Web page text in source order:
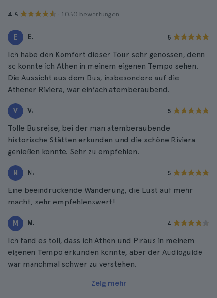
4.6 · 1.030 bewertungen
E E. 5
Ich habe den Komfort dieser Tour sehr genossen, denn
so konnte ich Athen in meinem eigenen Tempo sehen.
Die Aussicht aus dem Bus, insbesondere auf die
Athener Riviera, war einfach atemberaubend.
V V. 5
Tolle Busreise, bei der man atemberaubende
historische Stätten erkunden und die schöne Riviera
genießen konnte. Sehr zu empfehlen.
N N. 5
Eine beeindruckende Wanderung, die Lust auf mehr
macht, sehr empfehlenswert!
M M. 4
Ich fand es toll, dass ich Athen und Piräus in meinem
eigenen Tempo erkunden konnte, aber der Audioguide
war manchmal schwer zu verstehen.
Zeig mehr